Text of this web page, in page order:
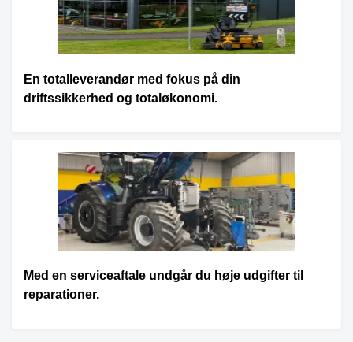
En totalleverandør med fokus på din
driftssikkerhed og totaløkonomi.
Med en serviceaftale undgår du høje udgifter til
reparationer.